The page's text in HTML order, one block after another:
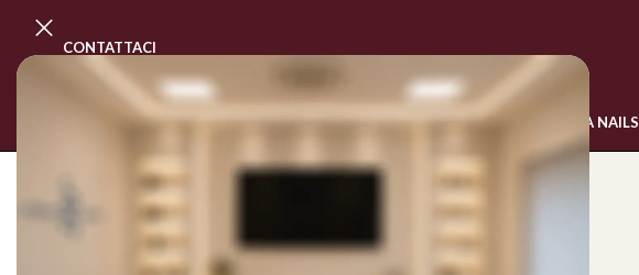
CONTATTACI
PROGRAMMA MASTER CLASSCORSI ONLINE LINEA NAILS